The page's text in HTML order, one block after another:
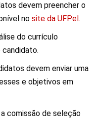
devem preencher o
no site da UFPel.
do currículo
devem enviar uma
e objetivos em
comissão de seleção